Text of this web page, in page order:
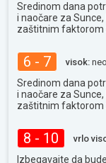
Sredinom dana
i naočare za
zaštitnim faktorom
6 - 7 visok:
Sredinom dana
i naočare za
zaštitnim faktorom
8 - 10 vrlo
Izbegavajte da